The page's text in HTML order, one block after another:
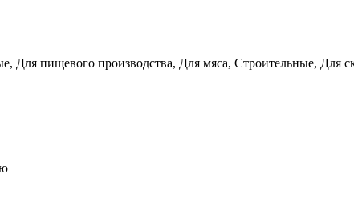
Для пищевого производства, Для мяса, Строительные, Для